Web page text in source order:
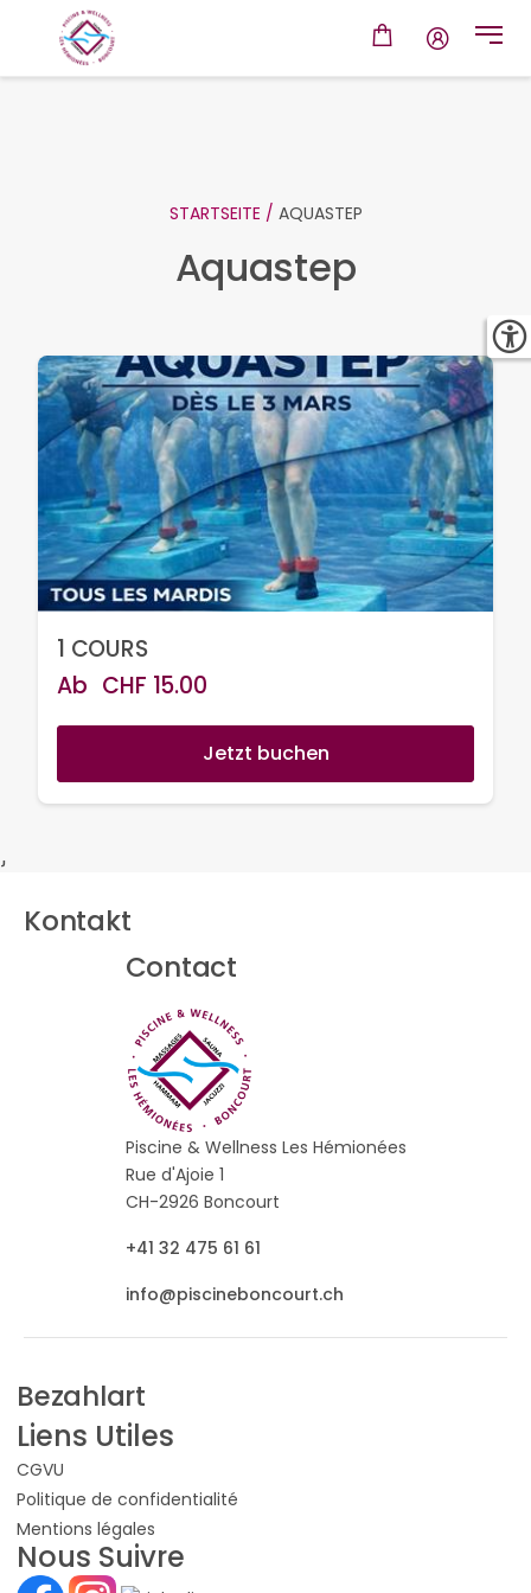
STARTSEITE / AQUASTEP
Aquastep
1 COURS
Ab CHF 15.00
Jetzt buchen
}
Kontakt
Contact
Piscine & Wellness Les Hémionées
Rue d'Ajoie 1
CH-2926 Boncourt
+41 32 475 61 61
info@piscineboncourt.ch
Bezahlart
Liens Utiles
CGVU
Politique de confidentialité
Mentions légales
Nous Suivre